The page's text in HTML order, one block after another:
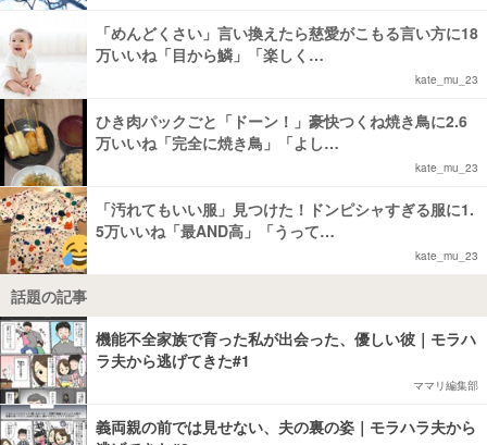
「めんどくさい」言い換えたら慈愛がこもる言い方に18
万いいね「目から鱗」「楽しく…
kate_mu_23
ひき肉パックごと「ドーン！」豪快つくね焼き鳥に2.6
万いいね「完全に焼き鳥」「よし…
kate_mu_23
「汚れてもいい服」見つけた！ドンピシャすぎる服に1.
5万いいね「最AND高」「うって…
kate_mu_23
話題の記事
機能不全家族で育った私が出会った、優しい彼｜モラハ
ラ夫から逃げてきた#1
ママリ編集部
義両親の前では見せない、夫の裏の姿｜モラハラ夫から